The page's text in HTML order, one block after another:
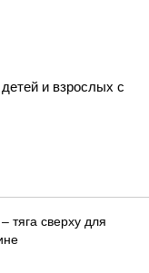
и взрослых с